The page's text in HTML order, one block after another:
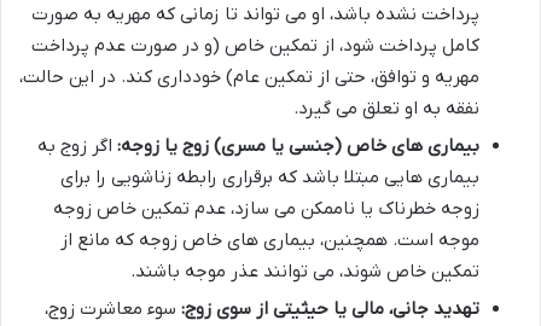
پرداخت نشده باشد، او می تواند تا زمانی که مهریه به صورت
کامل پرداخت شود، از تمکین خاص (و در صورت عدم پرداخت
مهریه و توافق، حتی از تمکین عام) خودداری کند. در این حالت،
نفقه به او تعلق می گیرد.
بیماری های خاص (جنسی یا مسری) زوج یا زوجه: اگر زوج به
بیماری هایی مبتلا باشد که برقراری رابطه زناشویی را برای
زوجه خطرناک یا ناممکن می سازد، عدم تمکین خاص زوجه
موجه است. همچنین، بیماری های خاص زوجه که مانع از
تمکین خاص شوند، می توانند عذر موجه باشند.
تهدید جانی، مالی یا حیثیتی از سوی زوج: سوء معاشرت زوج،